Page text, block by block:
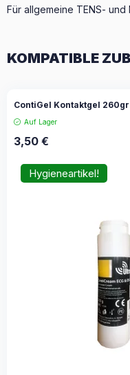
KOMPATIBLE
ContiGel Kontaktgel 260gr
Auf Lager
3,50 €
Hygieneartikel!
Für allgemeine TENS- und